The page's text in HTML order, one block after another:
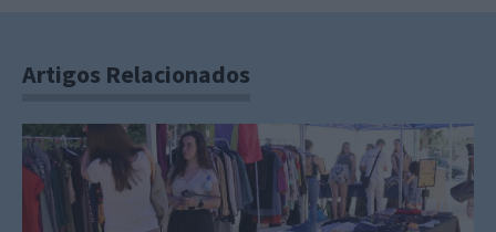
Artigos Relacionados